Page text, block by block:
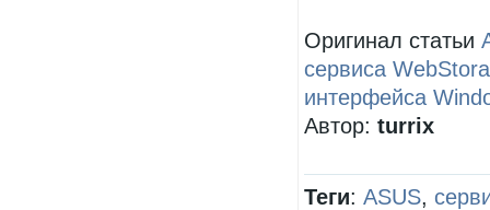
Оригинал статьи
сервиса
интерфейса
Автор: turrix
Теги: ASUS,